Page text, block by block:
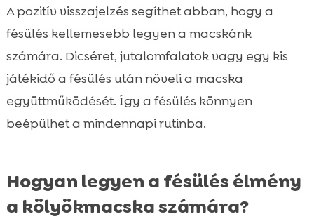
A pozitív visszajelzés segíthet abban, hogy a
fésülés kellemesebb legyen a macskánk
számára. Dicséret, jutalomfalatok vagy egy kis
játékidő a fésülés után növeli a macska
együttműködését. Így a fésülés könnyen
beépülhet a mindennapi rutinba.
Hogyan legyen a fésülés élmény
a kölyökmacska számára?